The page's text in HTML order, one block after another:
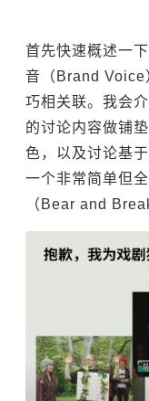
首先快速概述一
音（Brand Voice
巧相关联。我会
的讨论内容做铺
色，以及讨论基
一个非常简单但
（Bear and